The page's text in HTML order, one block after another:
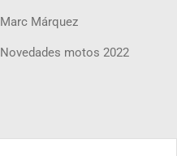
Marc Márquez
Novedades motos 2022